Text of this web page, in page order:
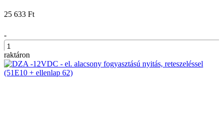
25 633 Ft
-
+
raktáron